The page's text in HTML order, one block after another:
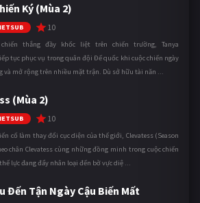
Ký (Mùa 2)
10
thắng đầy khốc liệt trên chiến trường, Tanya
tục phục vụ trong quân đội Đế quốc khi cuộc chiến ngày
và mở rộng trên nhiều mặt trận. Dù sở hữu tài năn ...
(Mùa 2)
10
cố làm thay đổi cục diện của thế giới, Clevatess (Season
chân Clevatess cùng những đồng minh trong cuộc chiến
lực đang đẩy nhân loại đến bờ vực diệ ...
Đến Tận Ngày Cậu Biến Mất